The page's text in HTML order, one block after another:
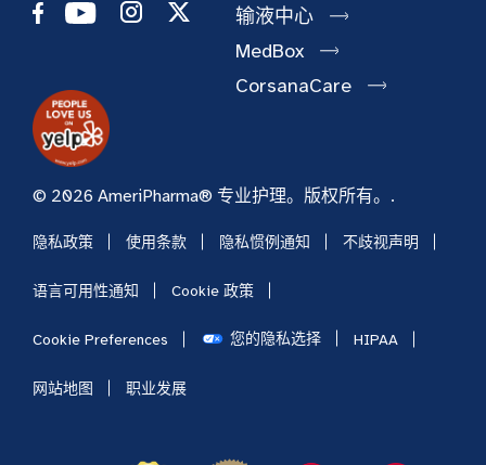
输液中心
MedBox
CorsanaCare
© 2026 AmeriPharma® 专业护理。版权所有。.
隐私政策 使用条款 隐私惯例通知 不歧视声明
语言可用性通知 Cookie 政策
Cookie Preferences 您的隐私选择 HIPAA
网站地图 职业发展